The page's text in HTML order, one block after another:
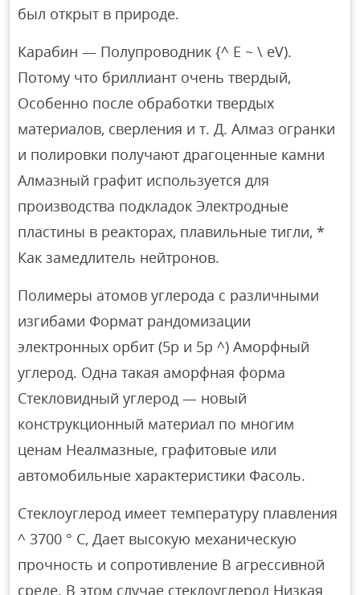
был открыт в природе.
Карабин — Полупроводник {^ E ~ \ eV).
Потому что бриллиант очень твердый,
Особенно после обработки твердых
материалов, сверления и т. Д. Алмаз огранки
и полировки получают драгоценные камни
Алмазный графит используется для
производства подкладок Электродные
пластины в реакторах, плавильные тигли, *
Как замедлитель нейтронов.
Полимеры атомов углерода с различными
изгибами Формат рандомизации
электронных орбит (5p и 5p ^) Аморфный
углерод. Одна такая аморфная форма
Стекловидный углерод — новый
конструкционный материал по многим
ценам Неалмазные, графитовые или
автомобильные характеристики Фасоль.
Стеклоуглерод имеет температуру плавления
^ 3700 ° С, Дает высокую механическую
прочность и сопротивление В агрессивной
среде. В этом случае стеклоуглерод Низкая